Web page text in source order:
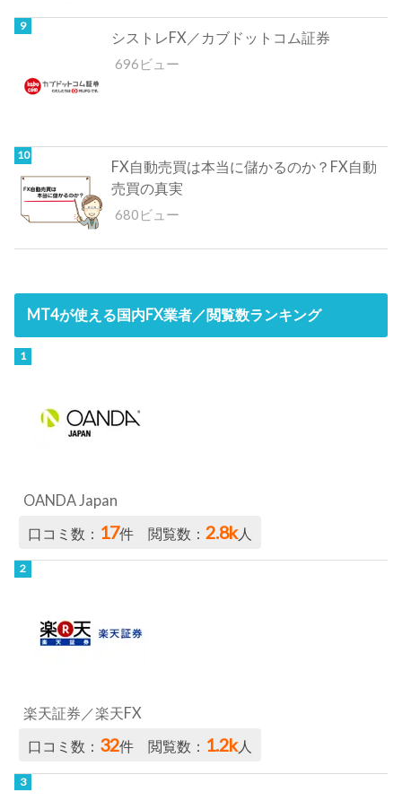
シストレFX／カブドットコム証券
696ビュー
FX自動売買は本当に儲かるのか？FX自動
売買の真実
680ビュー
MT4が使える国内FX業者／閲覧数ランキング
OANDA Japan
口コミ数： 17件 閲覧数：2.8k人
楽天証券／楽天FX
口コミ数： 32件 閲覧数： 1.2k人